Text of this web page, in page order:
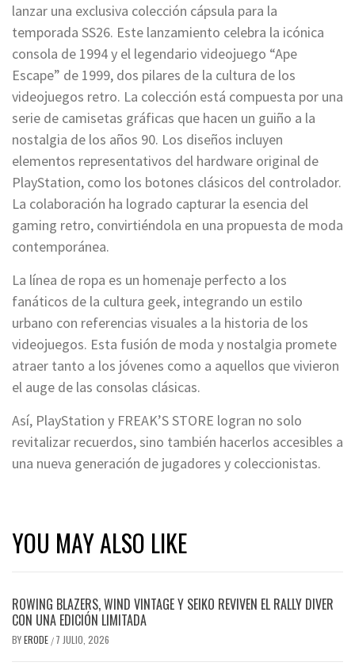
lanzar una exclusiva colección cápsula para la
temporada SS26. Este lanzamiento celebra la icónica
consola de 1994 y el legendario videojuego “Ape
Escape” de 1999, dos pilares de la cultura de los
videojuegos retro. La colección está compuesta por una
serie de camisetas gráficas que hacen un guiño a la
nostalgia de los años 90. Los diseños incluyen
elementos representativos del hardware original de
PlayStation, como los botones clásicos del controlador.
La colaboración ha logrado capturar la esencia del
gaming retro, convirtiéndola en una propuesta de moda
contemporánea.
La línea de ropa es un homenaje perfecto a los
fanáticos de la cultura geek, integrando un estilo
urbano con referencias visuales a la historia de los
videojuegos. Esta fusión de moda y nostalgia promete
atraer tanto a los jóvenes como a aquellos que vivieron
el auge de las consolas clásicas.
Así, PlayStation y FREAK’S STORE logran no solo
revitalizar recuerdos, sino también hacerlos accesibles a
una nueva generación de jugadores y coleccionistas.
YOU MAY ALSO LIKE
ROWING BLAZERS, WIND VINTAGE Y SEIKO REVIVEN EL RALLY DIVER
CON UNA EDICIÓN LIMITADA
BYERODE / 7 JULIO, 2026